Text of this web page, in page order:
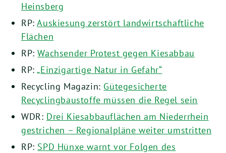
Heinsberg
RP:Auskiesung zerstört landwirtschaftliche
Flächen
RP:Wachsender Protest gegen Kiesabbau
RP:„Einzigartige Natur in Gefahr“
Recycling Magazin: Gütegesicherte
Recyclingbaustoffe müssen die Regel sein
WDR: Drei Kiesabbauflächen am Niederrhein
gestrichen – Regionalpläne weiter umstritten
RP: SPD Hünxe warnt vor Folgen des